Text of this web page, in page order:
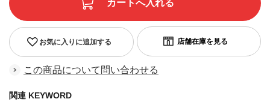
お気に入りに追加する
この商品について問い合わせる
関連 KEYWORD